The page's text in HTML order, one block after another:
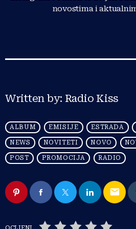
novostima i
Written by: Radio Kiss
ALBUM EMISIJE ESTRADA
NEWS NOVITETI NOVO
POST PROMOCIJA RADIO
email